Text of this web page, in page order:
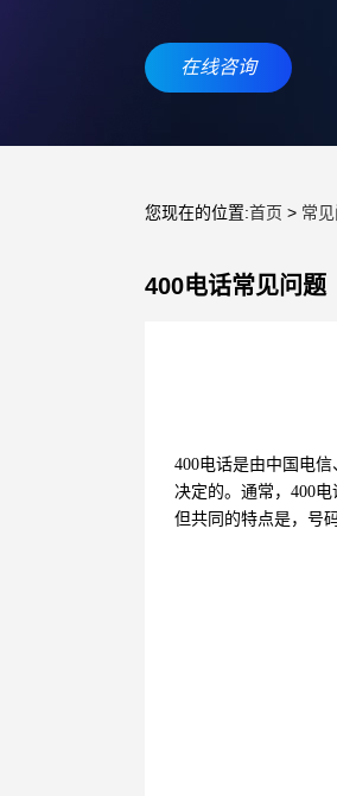
在线咨询
您现在的位置:首页 > 常
400电话常见问题
400电话是由中国电
决定的。通常，400
但共同的特点是，号